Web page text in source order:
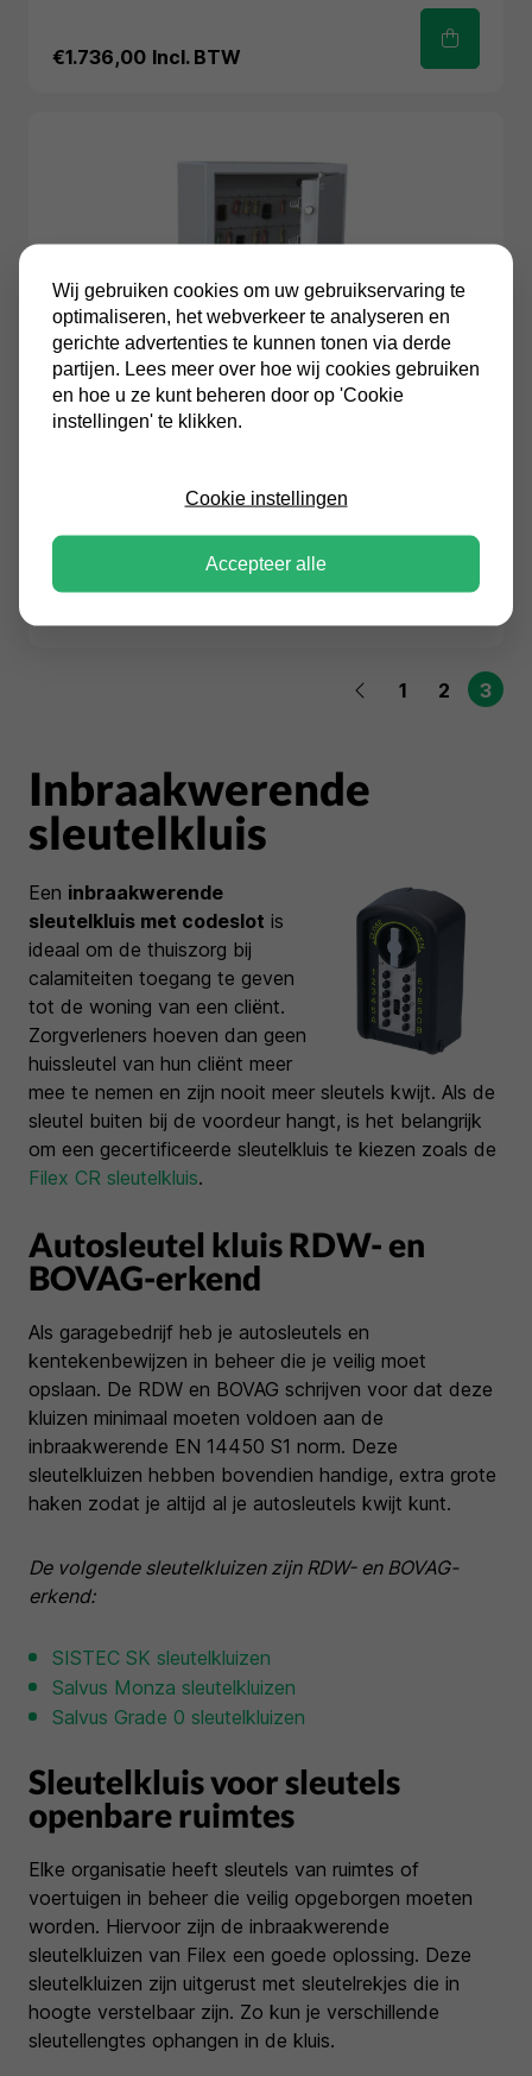
€1.736,00 Incl. BTW
SISTEC SK sleutelkluis 126 elo
1 2 3
Inbraakwerende
sleutelkluis
Een inbraakwerende
sleutelkluis met codeslot is
ideaal om de thuiszorg bij
calamiteiten toegang te geven
tot de woning van een cliënt.
Zorgverleners hoeven dan geen
huissleutel van hun cliënt meer
mee te nemen en zijn nooit meer sleutels kwijt. Als de
sleutel buiten bij de voordeur hangt, is het belangrijk
om een gecertificeerde sleutelkluis te kiezen zoals de
Filex CR sleutelkluis.
Autosleutel kluis RDW- en
BOVAG-erkend
Als garagebedrijf heb je autosleutels en
kentekenbewijzen in beheer die je veilig moet
opslaan. De RDW en BOVAG schrijven voor dat deze
kluizen minimaal moeten voldoen aan de
inbraakwerende EN 14450 S1 norm. Deze
sleutelkluizen hebben bovendien handige, extra grote
haken zodat je altijd al je autosleutels kwijt kunt.
De volgende sleutelkluizen zijn RDW- en BOVAG-
erkend:
SISTEC SK sleutelkluizen
Salvus Monza sleutelkluizen
Salvus Grade 0 sleutelkluizen
Sleutelkluis voor sleutels
openbare ruimtes
Elke organisatie heeft sleutels van ruimtes of
voertuigen in beheer die veilig opgeborgen moeten
worden. Hiervoor zijn de inbraakwerende
sleutelkluizen van Filex een goede oplossing. Deze
sleutelkluizen zijn uitgerust met sleutelrekjes die in
hoogte verstelbaar zijn. Zo kun je verschillende
sleutellengtes ophangen in de kluis.
Wij gebruiken cookies om uw gebruikservaring te
optimaliseren, het webverkeer te analyseren en
gerichte advertenties te kunnen tonen via derde
partijen. Lees meer over hoe wij cookies gebruiken
en hoe u ze kunt beheren door op 'Cookie
instellingen' te klikken.
Cookie instellingen
Accepteer alle